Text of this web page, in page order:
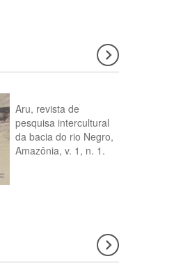
Aru, revista de
pesquisa intercultural
da bacia do rio Negro,
Amazônia, v. 1, n. 1.